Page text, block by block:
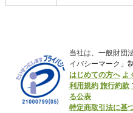
当社は、一般財団
イバシーマーク」
はじめての方へ よ
利用規約 旅行約款
る公表
特定商取引法に基